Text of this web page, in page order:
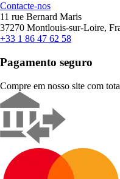
Contacte-nos
11 rue Bernard Maris
37270 Montlouis-sur-Loire,
+33 1 86 47 62 58
Pagamento seguro
Compre em nosso site com